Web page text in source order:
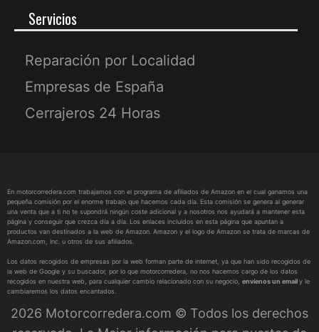
Servicios
Reparación por Localidad
Empresas de España
Cerrajeros 24 Horas
En motorcorredera.com trabajamos con el programa de afiliados de Amazon en el cual ganamos una
pequeña comisión por el enorme trabajo que hacemos cada día. Esta comisión se genera al generar
una venta que a ti no te supondrá ningún coste adicional y a nosotros nos ayudará a mantener esta
página y conseguir que crezca día a día. Los enlaces incluidos en esta página que apuntan a
productos van destinados a la web de Amazon. Amazon y el logo de Amazon se trata de marcas de
Amazon.com, Inc. u otros de sus afiliados.
Los datos recogidos de empresas por la web forman parte de internet, ya que han sido recogidos de
la web de Google y su buscador, por lo que motorcorredera, no nos hacemos cargo de los datos
recogidos en nuestra web, para cualquier cambio relacionado con su negocio, envíenos un emaily le
cambiaremos los datos encantados.
2026 Motorcorredera.com © Todos los derechos